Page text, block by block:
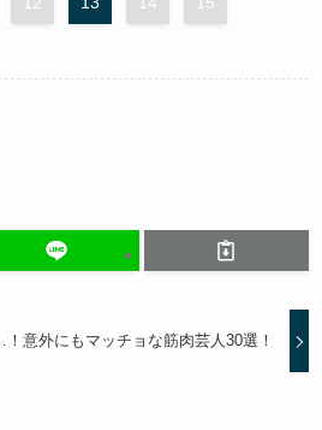
意外にもマッチョな筋肉芸人30選！